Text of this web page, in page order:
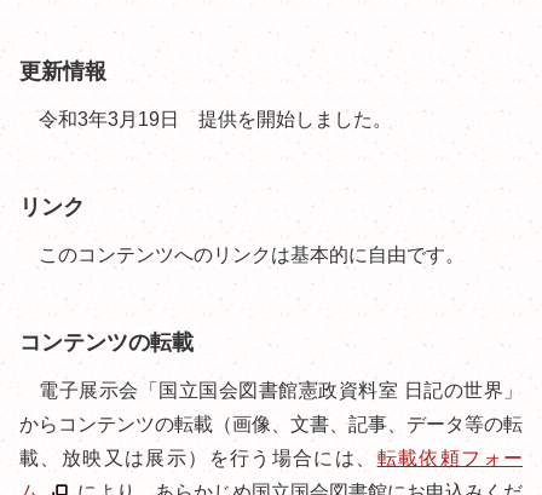
更新情報
令和3年3月19日 提供を開始しました。
リンク
このコンテンツへのリンクは基本的に自由です。
コンテンツの転載
電子展示会「国立国会図書館憲政資料室 日記の世界」
からコンテンツの転載（画像、文書、記事、データ等の転
載、放映又は展示）を行う場合には、転載依頼フォー